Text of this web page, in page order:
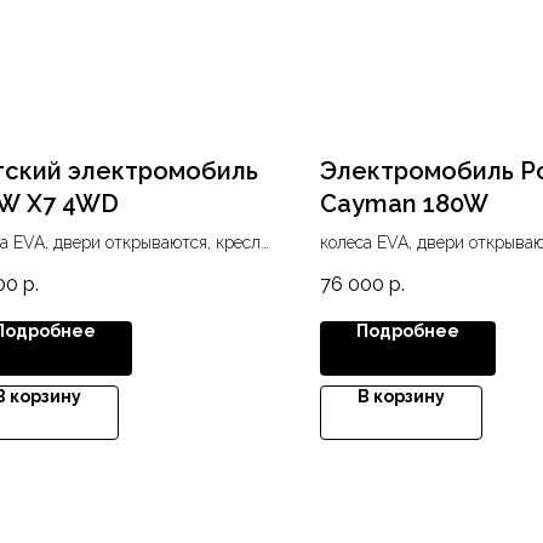
электромобиль
X7 4WD
EVA, двери открываются, кресло
р.
корзину
Электромобиль
Cayman 180W
колеса EVA, двери
диодные фары, подсветка
приборов
76 000 р.
Подробнее
В корзину